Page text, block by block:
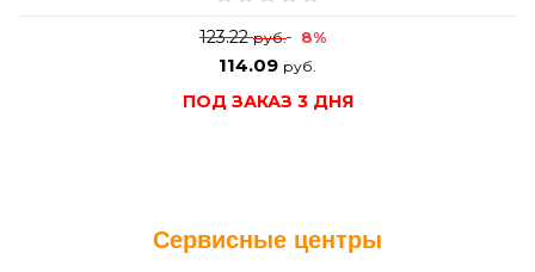
123.22руб. 8%
114.09 руб.
ПОД ЗАКАЗ 3 ДНЯ
Сервисные центры